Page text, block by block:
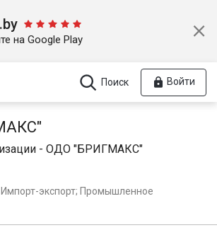
на Google Play
Поиск Войти
экспорт; Промышленное